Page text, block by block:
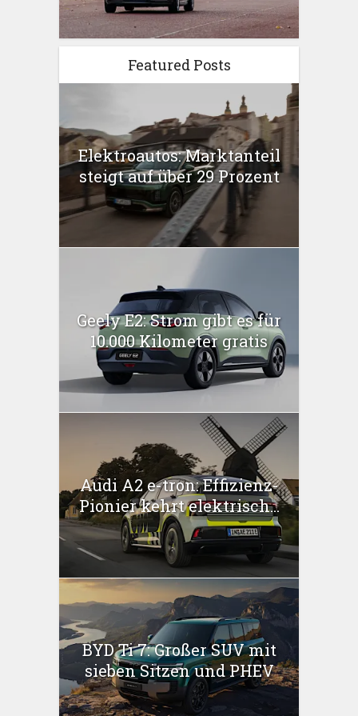
Featured Posts
Elektroautos: Marktanteil
steigt auf über 29 Prozent
Geely E2: Strom gibt es für
10.000 Kilometer gratis
Audi A2 e-tron: Effizienz-
Pionier kehrt elektrisch...
BYD Ti 7: Großer SUV mit
sieben Sitzen und PHEV